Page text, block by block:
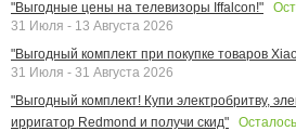
"Выгодные цены на телевизоры Iffalcon!"
31 Июля - 13 Августа 2026
"Выгодный комплект при покупке товаров
31 Июля - 31 Августа 2026
"Выгодный комплект! Купи электробритву,
ирригатор Redmond и получи скид"
Осталось